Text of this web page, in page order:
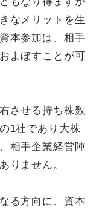
なメリットを生
本参加は、相手
よぼすことが可
させる持ち株数
1社であり大株
相手企業経営陣
りません。
る方向に、資本